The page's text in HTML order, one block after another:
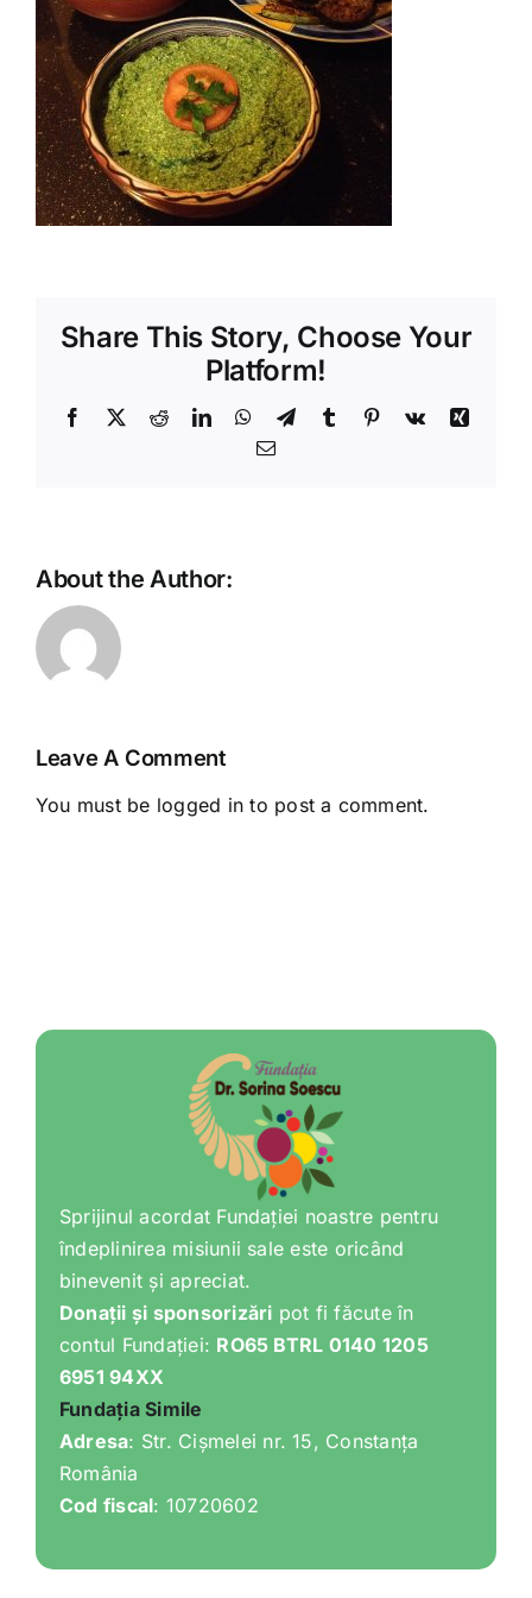
Shop
Tratamente naturale
Iubim fructele
Share This Story, Choose Your
Platform!
Facebook
X RedditLinkedInWhatsApp
TelegramTumblr Pinterest
Vk
Xing
Email
About the Author:
Leave A Comment
You must be logged in to post a comment.
Sprijinul acordat Fundației noastre pentru
îndeplinirea misiunii sale este oricând
binevenit și apreciat.
Donații și sponsorizări pot fi făcute în
contul Fundației: RO65 BTRL 0140 1205
6951 94XX
Fundația Simile
Adresa: Str. Cișmelei nr. 15, Constanța
România
Cod fiscal: 10720602